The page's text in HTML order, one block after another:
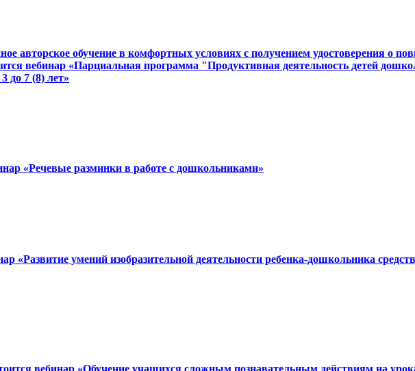
авторское обучение в комфортных условиях с получением удостоверения о
вебинар «Парциальная программа "Продуктивная деятельность детей
до 7 (8) лет»
«Речевые разминки в работе с дошкольниками»
«Развитие умений изобразительной деятельности ребенка-дошкольника
вебинар «Обучение учащихся сложным познавательным действиям на